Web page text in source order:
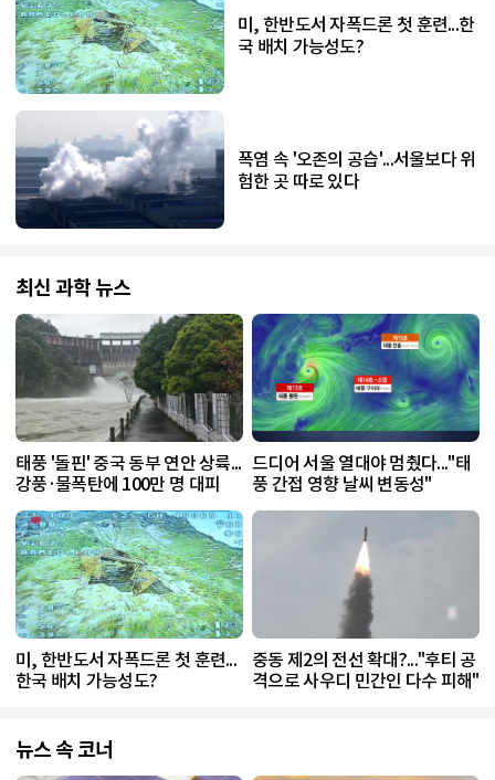
미, 한반도서 자폭드론 첫 훈련...한
국 배치 가능성도?
폭염 속 '오존의 공습'...서울보다 위
험한 곳 따로 있다
최신 과학 뉴스
태풍 '돌핀' 중국 동부 연안 상륙...
강풍·물폭탄에 100만 명 대피
드디어 서울 열대야 멈췄다..."태
풍 간접 영향 날씨 변동성"
미, 한반도서 자폭드론 첫 훈련...
한국 배치 가능성도?
중동 제2의 전선 확대?..."후티 공
격으로 사우디 민간인 다수 피해"
뉴스 속 코너